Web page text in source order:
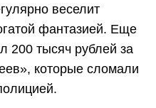
веселит
фантазией. Еще
200 тысяч рублей за
которые сломали